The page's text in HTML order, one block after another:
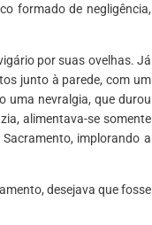
formado de negligência,
por suas ovelhas. Já
junto à parede, com um
uma nevralgia, que durou
alimentava-se somente
implorando a
desejava que fosse